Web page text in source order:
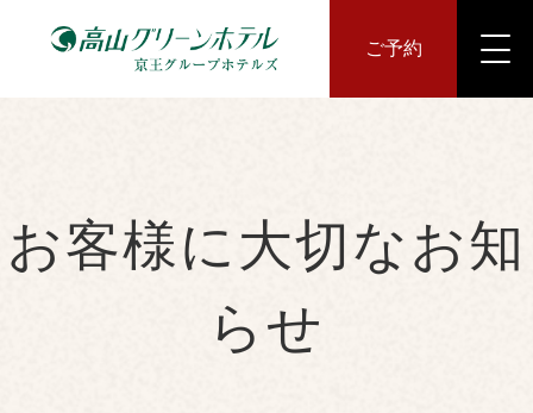
ご予約
お客様に大切なお知
らせ